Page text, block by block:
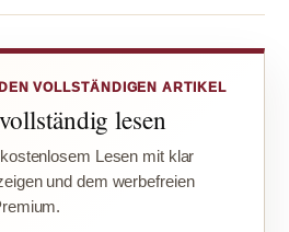
VOLLSTÄNDIGEN ARTIKEL
lesen
Lesen mit klar
und dem werbefreien